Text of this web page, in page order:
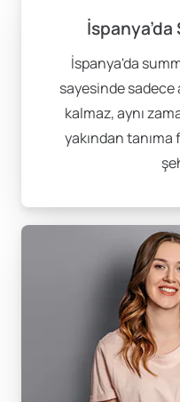
Online Başvuru
sitesinden
Dil Yeterlilik
TOEFL veya
talep edebilir.
Vize Sürecini
Yurtdışı summer
gelişiminizi
sizi ileriye taşıyacak
uluslararası bir
geliştirmek ve yeni bir
programlar tam size
Siz de hayalinizdeki yaz
İspanya'da
sayesinde
kalmaz, aynı
yakından tanıma